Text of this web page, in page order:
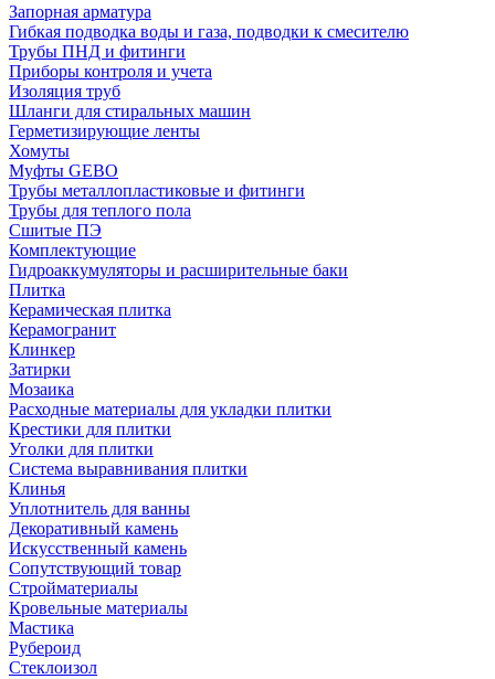
Запорная арматура
Гибкая подводка воды и газа, подводки к смесителю
Трубы ПНД и фитинги
Приборы контроля и учета
Изоляция труб
Шланги для стиральных машин
Герметизирующие ленты
Хомуты
Муфты GEBO
Трубы металлопластиковые и фитинги
Трубы для теплого пола
Сшитые ПЭ
Комплектующие
Гидроаккумуляторы и расширительные баки
Плитка
Керамическая плитка
Керамогранит
Клинкер
Затирки
Мозаика
Расходные материалы для укладки плитки
Крестики для плитки
Уголки для плитки
Система выравнивания плитки
Клинья
Уплотнитель для ванны
Декоративный камень
Искусственный камень
Сопутствующий товар
Стройматериалы
Кровельные материалы
Мастика
Рубероид
Стеклоизол